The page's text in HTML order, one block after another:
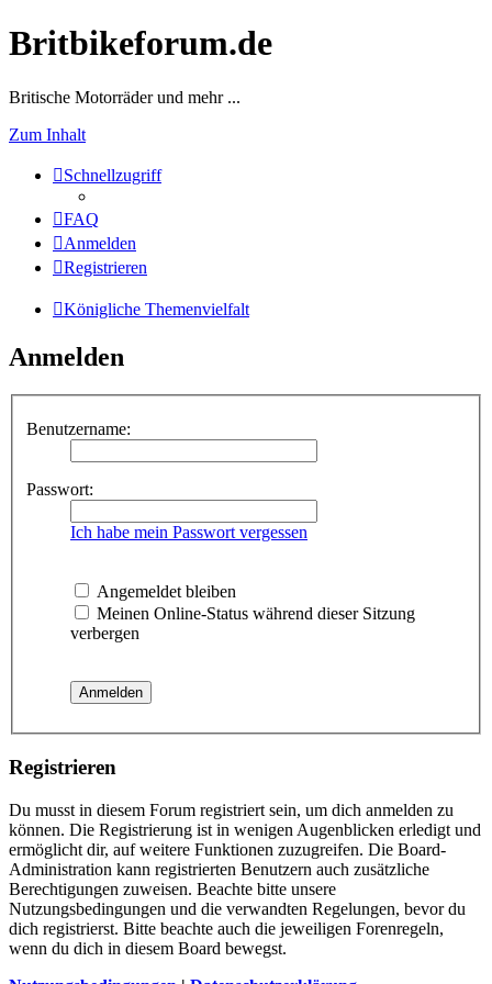
Britbikeforum.de
Britische Motorräder und mehr ...
Zum Inhalt
Schnellzugriff
FAQ
Anmelden
Registrieren
Königliche Themenvielfalt
Anmelden
Benutzername:
Passwort:
Ich habe mein Passwort vergessen
Angemeldet bleiben
Meinen Online-Status während dieser Sitzung
verbergen
Registrieren
Du musst in diesem Forum registriert sein, um dich anmelden zu
können. Die Registrierung ist in wenigen Augenblicken erledigt und
ermöglicht dir, auf weitere Funktionen zuzugreifen. Die Board-
Administration kann registrierten Benutzern auch zusätzliche
Berechtigungen zuweisen. Beachte bitte unsere
Nutzungsbedingungen und die verwandten Regelungen, bevor du
dich registrierst. Bitte beachte auch die jeweiligen Forenregeln,
wenn du dich in diesem Board bewegst.